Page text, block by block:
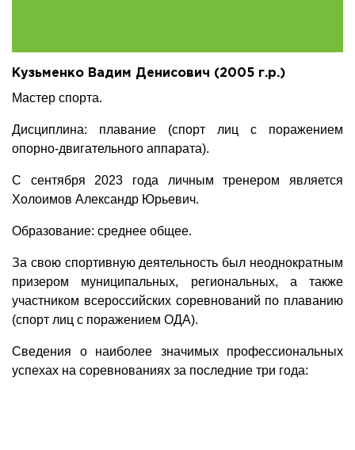
Кузьменко Вадим Денисович (2005 г.р.)
Мастер спорта.
Дисциплина: плавание (спорт лиц с поражением
опорно-двигательного аппарата).
С сентября 2023 года личным тренером является
Холоимов Александр Юрьевич.
Образование: среднее общее.
За свою спортивную деятельность был неоднократным
призером муниципальных, региональных, а также
участником всероссийских соревнований по плаванию
(спорт лиц с поражением ОДА).
Сведения о наиболее значимых профессиональных
успехах на соревнованиях за последние три года: